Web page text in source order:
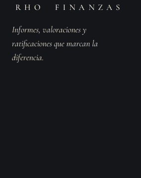
RHO FINANZAS
Informes, valoraciones y
ratificaciones que marcan la
diferencia.